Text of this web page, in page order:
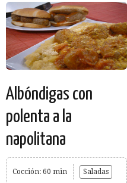
Albóndigas con
polenta a la
napolitana
Cocción: 60 min Saladas